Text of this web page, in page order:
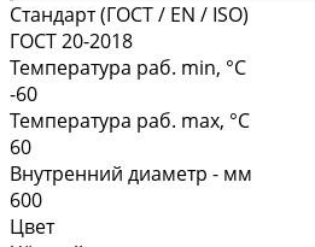
Стандарт (ГОСТ / EN / ISO)
ГОСТ 20-2018
Температура раб. min, °C
-60
Температура раб. max, °C
60
Внутренний диаметр - мм
600
Цвет